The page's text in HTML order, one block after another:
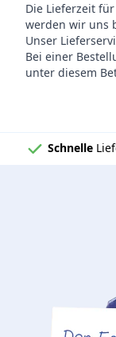
Die Lieferzeit
werden wir uns
Unser
Bei einer
unter diesem
Schnelle